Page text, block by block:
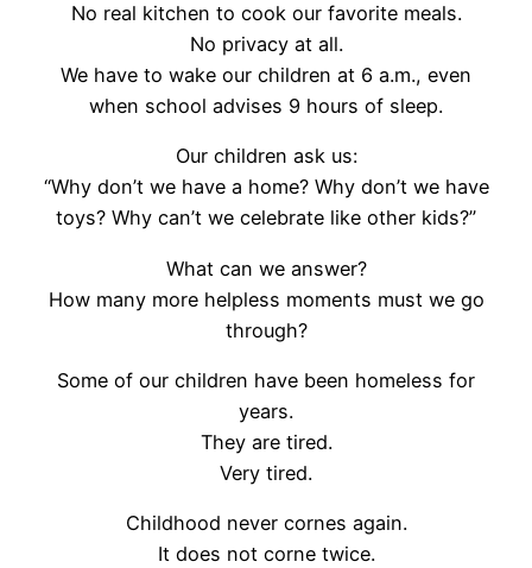
No real kitchen to cook our favorite meals.
No privacy at all.
We have to wake our children at 6 a.m., even
when school advises 9 hours of sleep.
Our children ask us:
“Why don’t we have a home? Why don’t we have
toys? Why can’t we celebrate like other kids?”
What can we answer?
How many more helpless moments must we go
through?
Some of our children have been homeless for
years.
They are tired.
Very tired.
Childhood never cornes again.
It does not corne twice.